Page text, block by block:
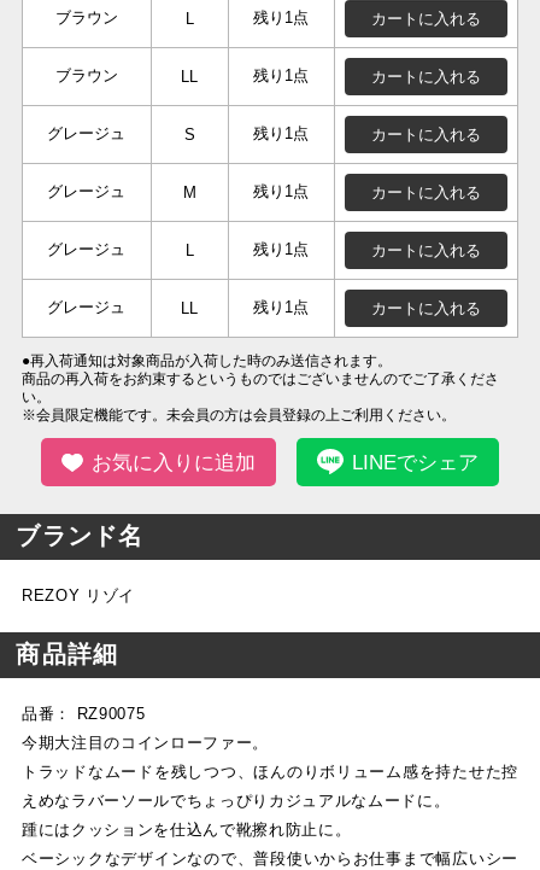
ブラウン L 残り1点 カートに入れる
ブラウン LL 残り1点 カートに入れる
グレージュ S 残り1点 カートに入れる
グレージュ M 残り1点 カートに入れる
グレージュ L 残り1点 カートに入れる
グレージュ LL 残り1点 カートに入れる
●再入荷通知は対象商品が入荷した時のみ送信されます。
商品の再入荷をお約束するというものではございませんのでご了承くださ
い。
※会員限定機能です。未会員の方は会員登録の上ご利用ください。
お気に入りに追加 LINEでシェア
ブランド名
REZOY リゾイ
商品詳細
品番： RZ90075
今期大注目のコインローファー。
トラッドなムードを残しつつ、ほんのりボリューム感を持たせた控
えめなラバーソールでちょっぴりカジュアルなムードに。
踵にはクッションを仕込んで靴擦れ防止に。
ベーシックなデザインなので、普段使いからお仕事まで幅広いシー